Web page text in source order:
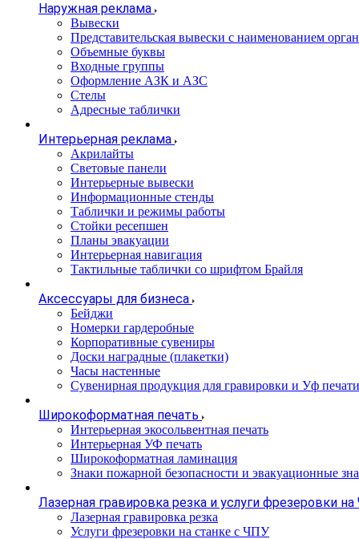
Наружная реклама
Вывески
Представительская вывески с наименованием
Объемные буквы
Входные группы
Оформление АЗК и АЗС
Стелы
Адресные таблички
Интерьерная реклама
Акрилайты
Световые панели
Интерьерные вывески
Информационные стенды
Таблички и режимы работы
Стойки ресепшен
Планы эвакуации
Интерьерная навигация
Тактильные таблички со шрифтом Брайля
Аксессуары для бизнеса
Бейджи
Номерки гардеробные
Корпоративные сувениры
Доски наградные (плакетки)
Часы настенные
Сувенирная продукция для гравировки и Уф печати
Широкоформатная печать
Интерьерная экосольвентная печать
Интерьерная УФ печать
Широкоформатная ламинация
Знаки пожарной безопасности и эвакуационные
Лазерная гравировка резка и услуги фрезеровки
Лазерная гравировка резка
Услуги фрезеровки на станке с ЧПУ